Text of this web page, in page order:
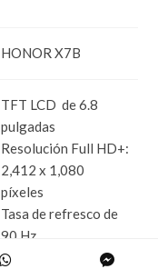
HONOR X7B
TFT LCD de 6.8
pulgadas
Resolución Full HD+:
2,412 x 1,080
píxeles
Tasa de refresco de
90 Hz